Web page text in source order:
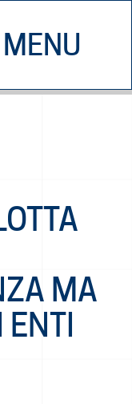
MENU
CHI SIAMO
MA
ENTI